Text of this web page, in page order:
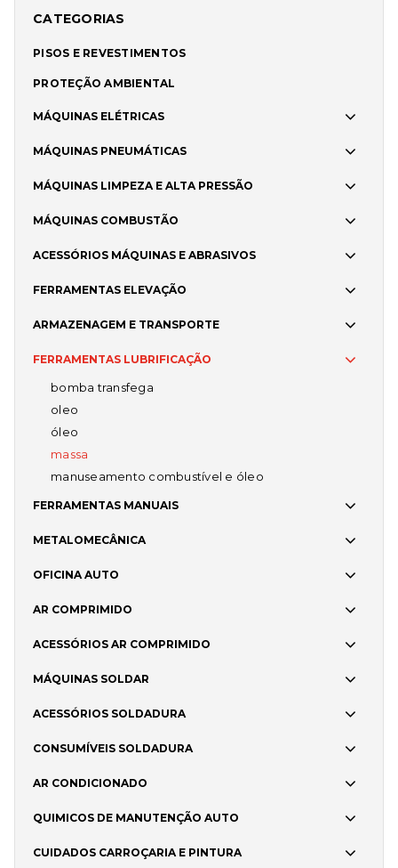
CATEGORIAS
PISOS E REVESTIMENTOS
PROTEÇÃO AMBIENTAL
MÁQUINAS ELÉTRICAS
MÁQUINAS PNEUMÁTICAS
MÁQUINAS LIMPEZA E ALTA PRESSÃO
MÁQUINAS COMBUSTÃO
ACESSÓRIOS MÁQUINAS E ABRASIVOS
FERRAMENTAS ELEVAÇÃO
ARMAZENAGEM E TRANSPORTE
FERRAMENTAS LUBRIFICAÇÃO
bomba transfega
oleo
óleo
massa
manuseamento combustível e óleo
FERRAMENTAS MANUAIS
METALOMECÂNICA
OFICINA AUTO
AR COMPRIMIDO
ACESSÓRIOS AR COMPRIMIDO
MÁQUINAS SOLDAR
ACESSÓRIOS SOLDADURA
CONSUMÍVEIS SOLDADURA
AR CONDICIONADO
QUIMICOS DE MANUTENÇÃO AUTO
CUIDADOS CARROÇARIA E PINTURA